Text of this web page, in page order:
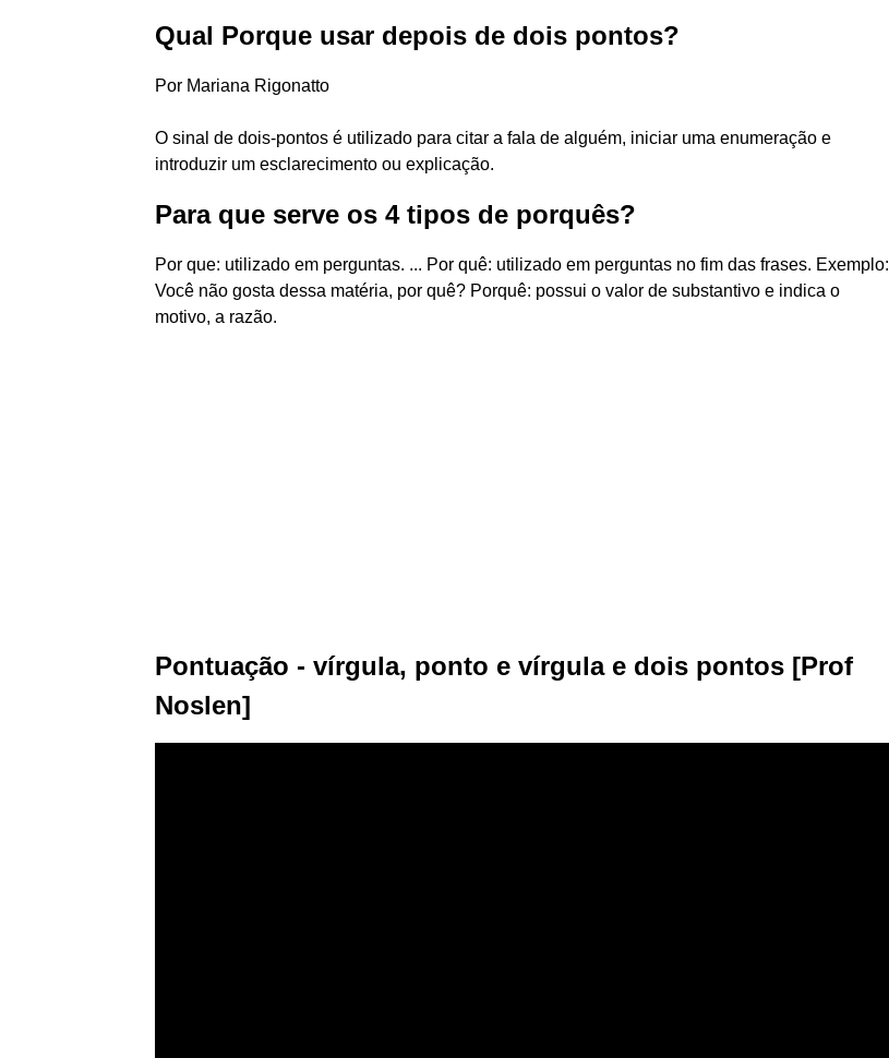
Qual Porque usar depois de dois pontos?
Por Mariana Rigonatto
O sinal de dois-pontos é utilizado para citar a fala de alguém, iniciar uma enumeração e
introduzir um esclarecimento ou explicação.
Para que serve os 4 tipos de porquês?
Por que: utilizado em perguntas. ... Por quê: utilizado em perguntas no fim das frases. Exemplo:
Você não gosta dessa matéria, por quê? Porquê: possui o valor de substantivo e indica o
motivo, a razão.
Pontuação - vírgula, ponto e vírgula e dois pontos [Prof
Noslen]